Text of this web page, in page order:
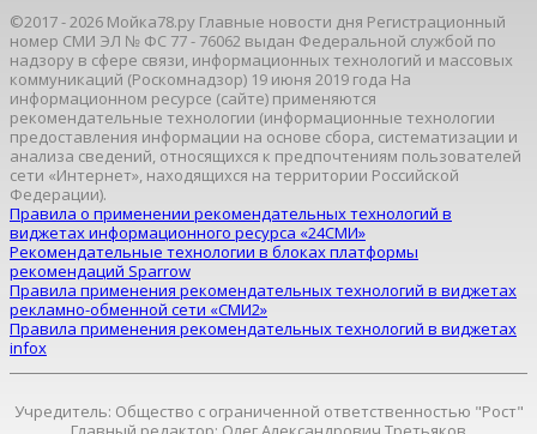
©2017 - 2026 Мойка78.ру Главные новости дня Регистрационный
номер СМИ ЭЛ № ФС 77 - 76062 выдан Федеральной службой по
надзору в сфере связи, информационных технологий и массовых
коммуникаций (Роскомнадзор) 19 июня 2019 года На
информационном ресурсе (сайте) применяются
рекомендательные технологии (информационные технологии
предоставления информации на основе сбора, систематизации и
анализа сведений, относящихся к предпочтениям пользователей
сети «Интернет», находящихся на территории Российской
Федерации).
Правила о применении рекомендательных технологий в
виджетах информационного ресурса «24СМИ»
Рекомендательные технологии в блоках платформы
рекомендаций Sparrow
Правила применения рекомендательных технологий в виджетах
рекламно-обменной сети «СМИ2»
Правила применения рекомендательных технологий в виджетах
infox
Учредитель: Общество с ограниченной ответственностью "Рост"